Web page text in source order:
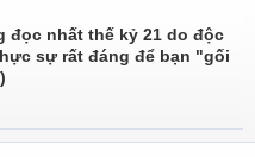
đọc nhất thế kỷ 21 do độc
sự rất đáng để bạn "gối